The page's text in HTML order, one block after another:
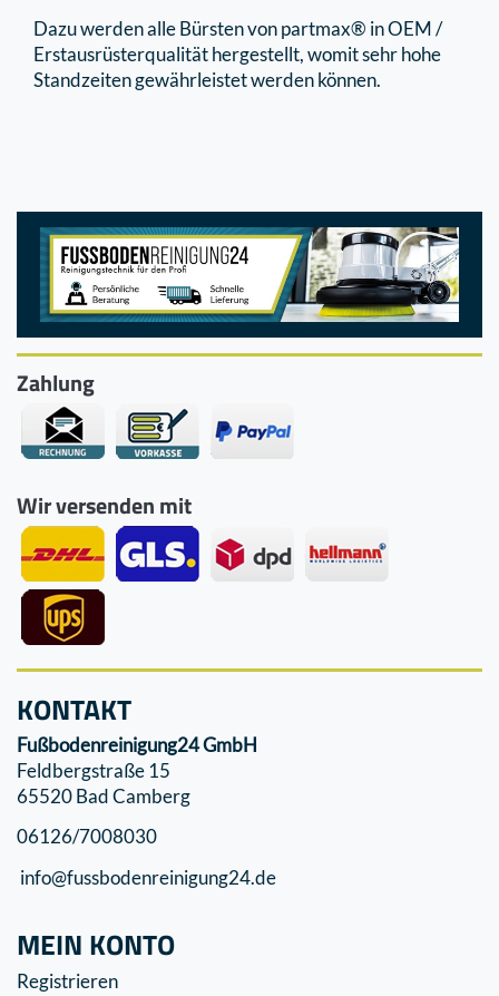
Dazu werden alle Bürsten von partmax® in OEM /
Erstausrüsterqualität hergestellt, womit sehr hohe
Standzeiten gewährleistet werden können.
Zahlung
Wir versenden mit
KONTAKT
Fußbodenreinigung24 GmbH
Feldbergstraße 15
65520 Bad Camberg
06126/7008030
info@fussbodenreinigung24.de
MEIN KONTO
Registrieren